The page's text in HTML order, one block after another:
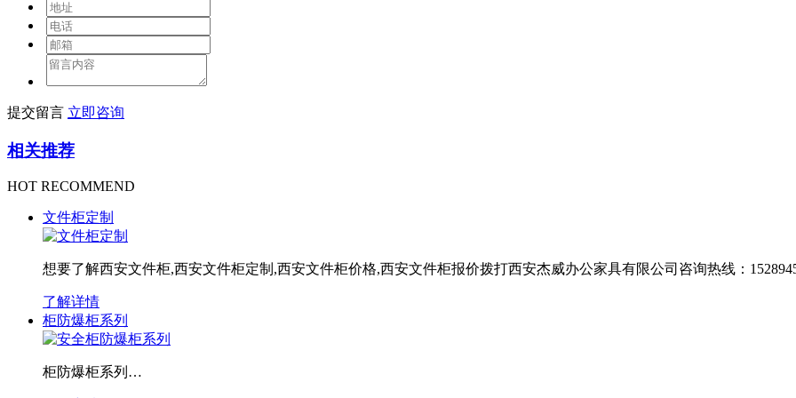
提交留言 立即咨询
相关推荐
HOT RECOMMEND
文件柜定制
想要了解西安文件柜,西安文件柜定制,西安文件柜价格,西安文件柜报价拨打西安杰威办公家具有限公司咨询热线：
了解详情
柜防爆柜系列
柜防爆柜系列…